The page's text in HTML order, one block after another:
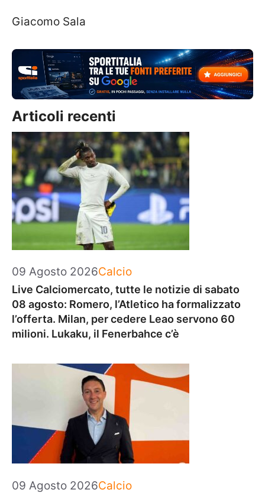
Giacomo Sala
Articoli recenti
09 Agosto 2026Categorie
Calcio
Live Calciomercato, tutte le notizie di sabato
08 agosto: Romero, l’Atletico ha formalizzato
l’offerta. Milan, per cedere Leao servono 60
milioni. Lukaku, il Fenerbahce c’è
09 Agosto 2026Categorie
Calcio